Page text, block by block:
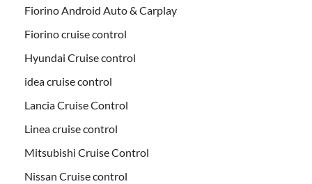
Fiorino Android Auto & Carplay
Fiorino cruise control
Hyundai Cruise control
idea cruise control
Lancia Cruise Control
Linea cruise control
Mitsubishi Cruise Control
Nissan Cruise control